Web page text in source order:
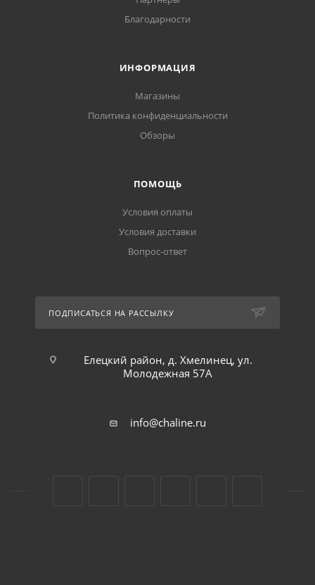
Благодарности
ИНФОРМАЦИЯ
Магазины
Политика конфиденциальности
Обзоры
ПОМОЩЬ
Условия оплаты
Условия доставки
Вопрос-ответ
ПОДПИСАТЬСЯ НА РАССЫЛКУ
Елецкий район, д. Хмелинец, ул.
Молодежная 57А
info@chaline.ru